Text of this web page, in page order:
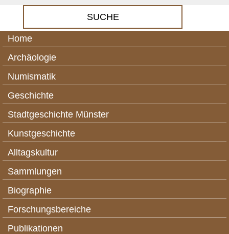
Home
Archäologie
Numismatik
Geschichte
Stadtgeschichte Münster
Kunstgeschichte
Alltagskultur
Sammlungen
Biographie
Forschungsbereiche
Publikationen